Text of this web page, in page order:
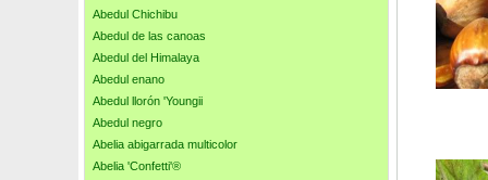
Abedul Chichibu
Abedul de las canoas
Abedul del Himalaya
Abedul enano
Abedul llorón 'Youngii
Abedul negro
Abelia abigarrada multicolor
Abelia 'Confetti'®